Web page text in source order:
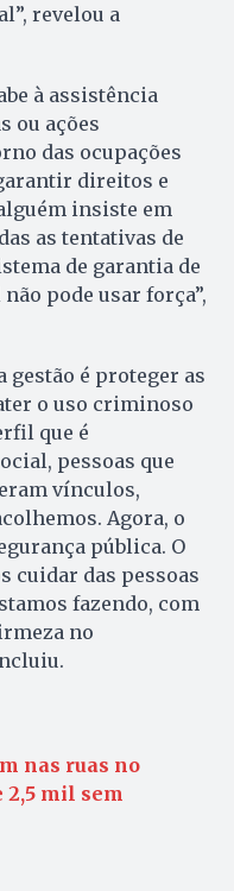
revelou a
à assistência
ou ações
das ocupações
direitos e
insiste em
as tentativas de
de garantia de
pode usar força”,
gestão é proteger as
o uso criminoso
que é
pessoas que
vínculos,
Agora, o
pública. O
cuidar das pessoas
fazendo, com
no
nas ruas no
mil sem